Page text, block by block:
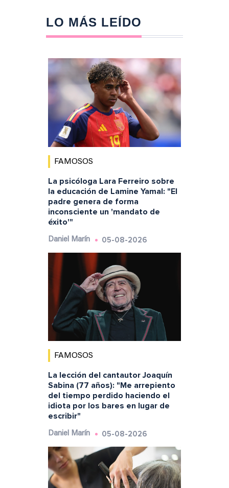
LO MÁS LEÍDO
FAMOSOS
La psicóloga Lara Ferreiro sobre
la educación de Lamine Yamal: "El
padre genera de forma
inconsciente un 'mandato de
éxito'"
Daniel Marín 05-08-2026
FAMOSOS
La lección del cantautor Joaquín
Sabina (77 años): "Me arrepiento
del tiempo perdido haciendo el
idiota por los bares en lugar de
escribir"
Daniel Marín 05-08-2026